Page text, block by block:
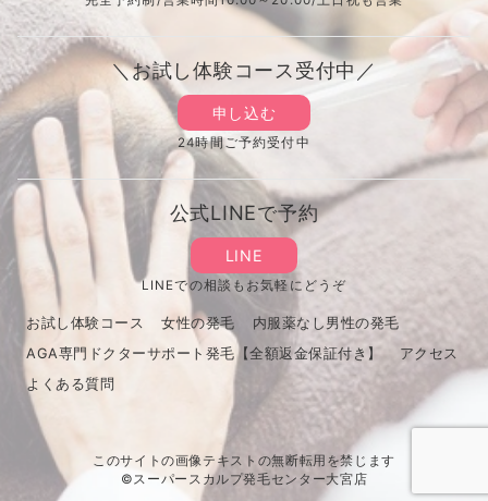
＼お試し体験コース受付中／
申し込む
24時間ご予約受付中
公式LINEで予約
LINE
LINEでの相談もお気軽にどうぞ
お試し体験コース 女性の発毛
内服薬なし男性の発毛
AGA専門ドクターサポート発毛【全額返金保証付き】
アクセス
よくある質問
このサイトの画像テキストの無断転用を禁じます
©スーパースカルプ発毛センター大宮店